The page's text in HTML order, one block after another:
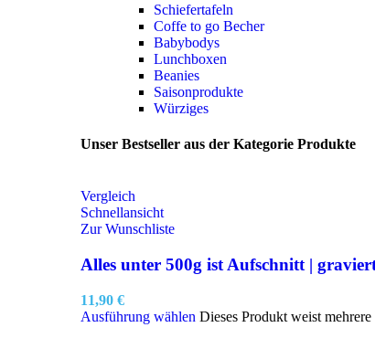
Schiefertafeln
Coffe to go Becher
Babybodys
Lunchboxen
Beanies
Saisonprodukte
Würziges
Unser Bestseller aus der Kategorie Produkte
Vergleich
Schnellansicht
Zur Wunschliste
Alles unter 500g ist Aufschnitt |
11,90 €
Ausführung wählen Dieses Produkt weist